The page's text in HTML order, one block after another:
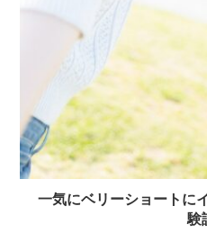
一気にベリーショートに
験